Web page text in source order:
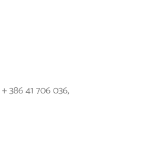
+ 386 41 706 036,